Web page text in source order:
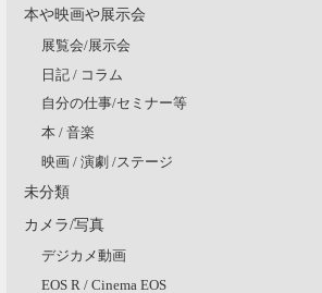
本や映画や展示会
展覧会/展示会
日記 / コラム
自分の仕事/セミナー等
本 / 音楽
映画 / 演劇 /ステージ
未分類
カメラ/写真
デジカメ動画
EOS R / Cinema EOS